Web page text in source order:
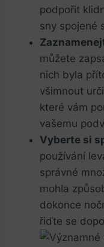
podpořit
sny spojené
můžete
nich byla
všimnout
které vám
vašemu
Vyberte si
používání
správné
mohla
dokonce
řiďte se